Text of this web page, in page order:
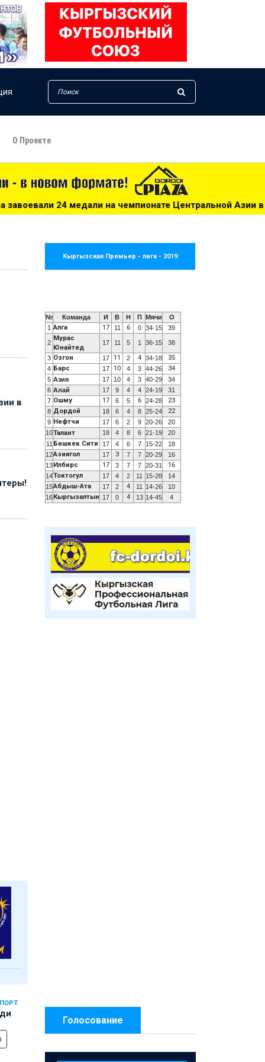
О Проекте
чемпионате Центральной Азии в Актау - 16:43 ***
в
Кыргызская Премьер - лига - 2019
№ Команда И В Н П Мячи
О
1 Алга 17 11 6 0 34-15 39
2
Мурас
Юнайтед
17 11 5 1 36-15 38
3 Озгон 17 11 2 4 34-18 35
4 Барс 17 10 4 3 44-26 34
5 Азия 17 10 4 3 40-29
34
6 Алай 17 9 4 4 24-19
31
7 Ошму 17 6 5 6 24-28 23
8 Дордой 18 6 4 8 25-24 22
9 Нефтчи 17 6 2 9 20-26
20
10Талант 18 4 8 6 21-19
20
11 Бишкек Сити 17 4 6 7 15-22
18
12Азиягол 17 3 7 7 20-29
16
13 Илбирс 17 3 7 7 20-31 16
14Токтогул 17 4 2 11 15-28
14
15Абдыш-Ата 17 2 4 11 14-26
10
16 Кыргызалтын 17 0 4 13 14-45 4
Голосование